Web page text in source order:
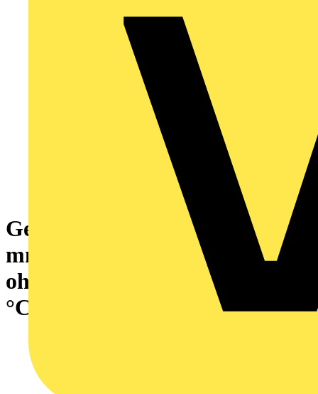
Gerätemarkierung, Breite: 17
mm, Aufgedruckte Zeichen:
ohne, Polyester, silber, -30...80
°C